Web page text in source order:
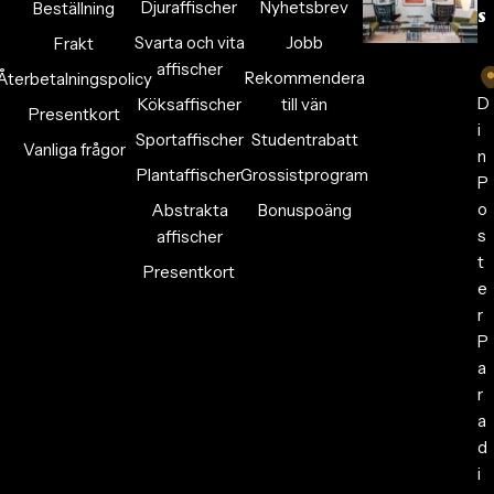
Beställning
Frakt
Presentkort
Vanliga frågor
Djuraffischer
Svarta och vita
affischer
Köksaffischer
Sportaffischer
Plantaffischer
Abstrakta
affischer
Presentkort
Nyhetsbrev
Jobb
Rekommendera
till vän
Studentrabatt
Grossistprogram
Bonuspoäng
s
D
i
n
P
o
s
t
e
r
P
a
r
a
d
i